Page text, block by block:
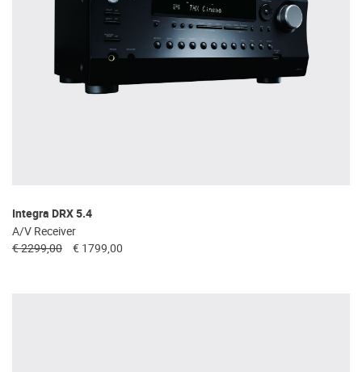
Integra DRX 5.4
A/V Receiver
€ 2299,00
€ 1799,00